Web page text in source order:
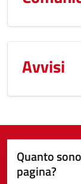
Avvisi
Quanto
pagina?